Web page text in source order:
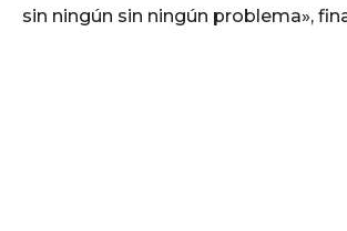
sin ningún sin ningún problema»,